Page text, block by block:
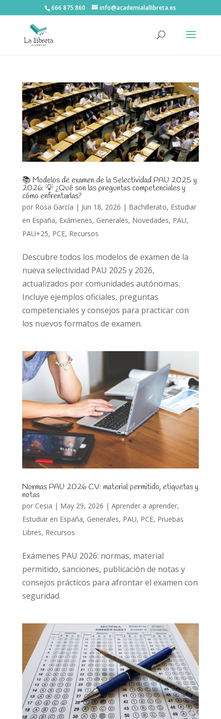
666 875 860 info@academialallibreta.es
📚 Modelos de examen de la Selectividad PAU 2025 y
2026: 💡 ¿Qué son las preguntas competenciales y
cómo enfrentarlas?
por Rosa García | Jun 18, 2026 | Bachillerato, Estudiar
en España, Exámenes, Generales, Novedades, PAU,
PAU+25, PCE, Recursos
Descubre todos los modelos de examen de la
nueva selectividad PAU 2025 y 2026,
actualizados por comunidades autónomas.
Incluye ejemplos oficiales, preguntas
competenciales y consejos para practicar con
los nuevos formatos de examen.
Normas PAU 2026 CV: material permitido, etiquetas y
notas
por Cesia | May 29, 2026 | Aprender a aprender,
Estudiar en España, Generales, PAU, PCE, Pruebas
Libres, Recursos
Exámenes PAU 2026: normas, material
permitido, sanciones, publicación de notas y
consejos prácticos para afrontar el examen con
seguridad.